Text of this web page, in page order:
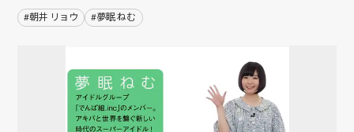
#朝井 リョウ #夢眠 ねむ